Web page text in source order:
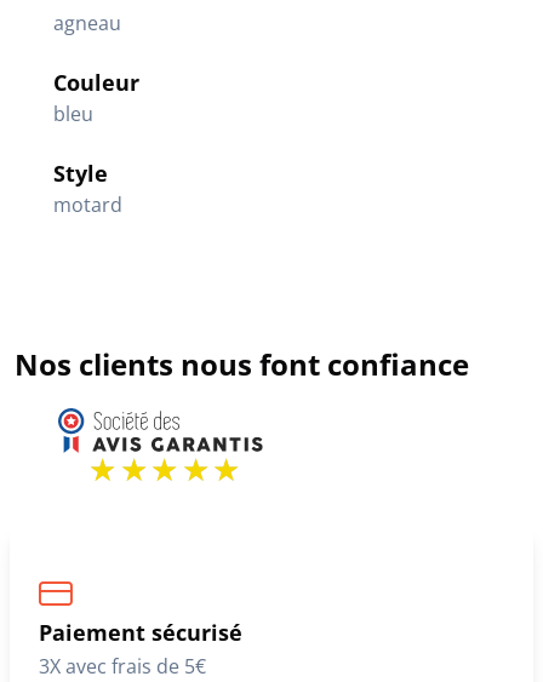
agneau
Couleur
bleu
Style
motard
Nos clients nous font confiance
Paiement sécurisé
3X avec frais de 5€